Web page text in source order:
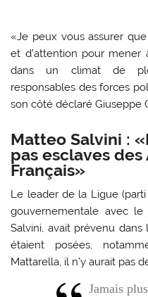
«Je peux vous assurer
et d’attention pour mener
dans un climat de
responsables des forces
son côté déclaré Giuseppe
Matteo Salvini :
pas esclaves
Français»
Le leader de la Ligue
gouvernementale avec
Salvini, avait prévenu
étaient posées,
Mattarella, il n’y aurait pas
Jamais